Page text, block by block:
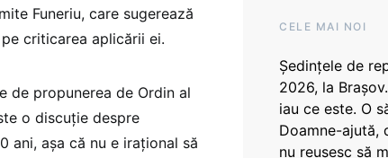
Funeriu, care sugerează
criticarea aplicării ei.
de propunerea de Ordin al
o discuție despre
ani, așa că nu e irațional să
CELE MAI NOI
Ședințele de
2026, la
iau ce este. O
Doamne-ajută,
nu reușesc să